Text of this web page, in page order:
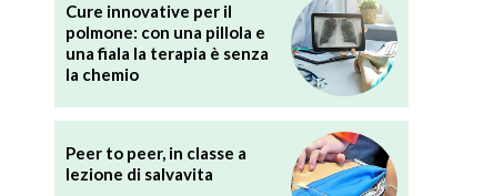
Cure innovative per il
polmone: con una pillola e
una fiala la terapia è senza
la chemio
Peer to peer, in classe a
lezione di salvavita